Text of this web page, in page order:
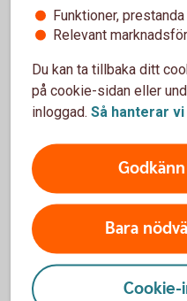
– När barnen är små är det
inkomst är den som tar en
inkomsten och därmed
- Därför är det viktigt att
ekonomin, säger Madelén
Funktioner,
Relevant
Du kan ta tillbaka ditt
på cookie-sidan eller
inloggad. Så hanterar vi
Bara
Cookie-